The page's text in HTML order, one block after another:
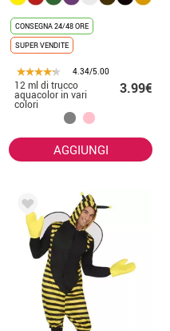
CONSEGNA 24/48 ORE
SUPER VENDITE
4.34/5.00
12 ml di trucco
aquacolor in vari
colori
3.99€
AGGIUNGI